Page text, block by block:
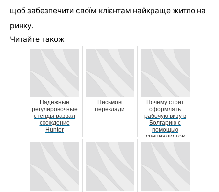
щоб забезпечити своїм клієнтам найкраще житло на
ринку.
Читайте також
Надежные
регулировочные
стенды развал
схождение
Hunter
Письмові
переклади
Почему стоит
оформлять
рабочую визу в
Болгарию с
помощью
специалистов